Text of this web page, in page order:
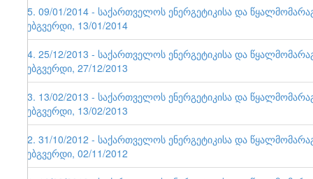
55. 09/01/2014 - საქართველოს ენერგეტიკისა და
ვებგვერდი, 13/01/2014
54. 25/12/2013 - საქართველოს ენერგეტიკისა და
ვებგვერდი, 27/12/2013
53. 13/02/2013 - საქართველოს ენერგეტიკისა და
ვებგვერდი, 13/02/2013
52. 31/10/2012 - საქართველოს ენერგეტიკისა და
ვებგვერდი, 02/11/2012